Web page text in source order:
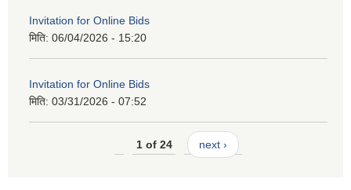
Invitation for Online Bids
मिति: 06/04/2026 - 15:20
Invitation for Online Bids
मिति: 03/31/2026 - 07:52
1 of 24 next ›